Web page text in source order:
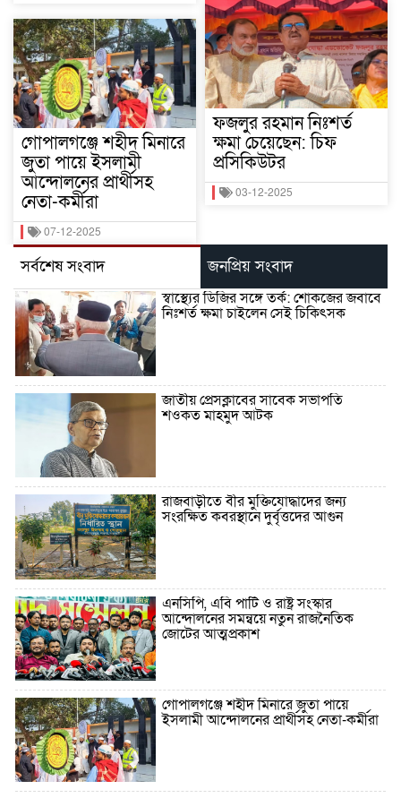
গোপালগঞ্জে শহীদ মিনারে
জুতা পায়ে ইসলামী
আন্দোলনের প্রার্থীসহ
নেতা-কর্মীরা
07-12-2025
ফজলুর রহমান নিঃশর্ত
ক্ষমা চেয়েছেন: চিফ
প্রসিকিউটর
03-12-2025
সর্বশেষ সংবাদ জনপ্রিয় সংবাদ
স্বাস্থ্যের ডিজির সঙ্গে তর্ক: শোকজের জবাবে
নিঃশর্ত ক্ষমা চাইলেন সেই চিকিৎসক
জাতীয় প্রেসক্লাবের সাবেক সভাপতি
শওকত মাহমুদ আটক
রাজবাড়ীতে বীর মুক্তিযোদ্ধাদের জন্য
সংরক্ষিত কবরস্থানে দুর্বৃত্তদের আগুন
এনসিপি, এবি পার্টি ও রাষ্ট্র সংস্কার
আন্দোলনের সমন্বয়ে নতুন রাজনৈতিক
জোটের আত্মপ্রকাশ
গোপালগঞ্জে শহীদ মিনারে জুতা পায়ে
ইসলামী আন্দোলনের প্রার্থীসহ নেতা-কর্মীরা